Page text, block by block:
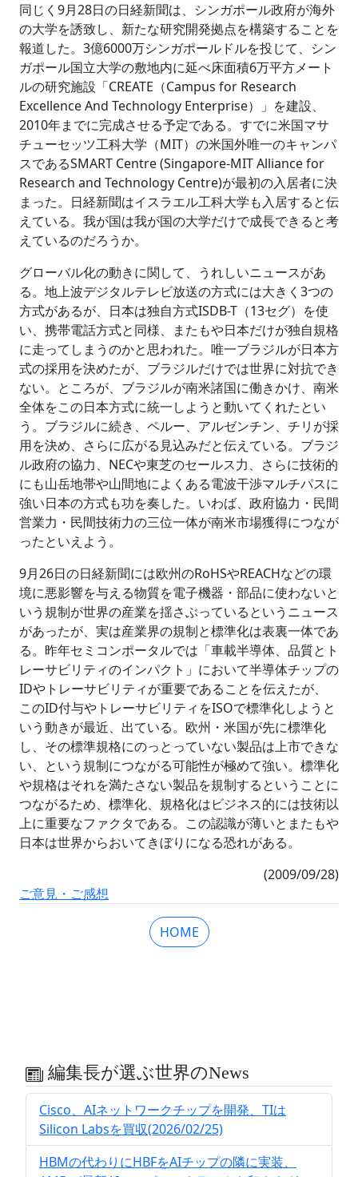
同じく9月28日の日経新聞は、シンガポール政府が海外
の大学を誘致し、新たな研究開発拠点を構築することを
報道した。3億6000万シンガポールドルを投じて、シン
ガポール国立大学の敷地内に延べ床面積6万平方メート
ルの研究施設「CREATE（Campus for Research
Excellence And Technology Enterprise）」を建設、
2010年までに完成させる予定である。すでに米国マサ
チューセッツ工科大学（MIT）の米国外唯一のキャンパ
スであるSMART Centre (Singapore-MIT Alliance for
Research and Technology Centre)が最初の入居者に決
まった。日経新聞はイスラエル工科大学も入居すると伝
えている。我が国は我が国の大学だけで成長できると考
えているのだろうか。
グローバル化の動きに関して、うれしいニュースがあ
る。地上波デジタルテレビ放送の方式には大きく3つの
方式があるが、日本は独自方式ISDB-T（13セグ）を使
い、携帯電話方式と同様、またもや日本だけが独自規格
に走ってしまうのかと思われた。唯一ブラジルが日本方
式の採用を決めたが、ブラジルだけでは世界に対抗でき
ない。ところが、ブラジルが南米諸国に働きかけ、南米
全体をこの日本方式に統一しようと動いてくれたとい
う。ブラジルに続き、ペルー、アルゼンチン、チリが採
用を決め、さらに広がる見込みだと伝えている。ブラジ
ル政府の協力、NECや東芝のセールス力、さらに技術的
にも山岳地帯や山間地によくある電波干渉マルチパスに
強い日本の方式も功を奏した。いわば、政府協力・民間
営業力・民間技術力の三位一体が南米市場獲得につなが
ったといえよう。
9月26日の日経新聞には欧州のRoHSやREACHなどの環
境に悪影響を与える物質を電子機器・部品に使わないと
いう規制が世界の産業を揺さぶっているというニュース
があったが、実は産業界の規制と標準化は表裏一体であ
る。昨年セミコンポータルでは「車載半導体、品質とト
レーサビリティのインパクト」において半導体チップの
IDやトレーサビリティが重要であることを伝えたが、
このID付与やトレーサビリティをISOで標準化しようと
いう動きが最近、出ている。欧州・米国が先に標準化
し、その標準規格にのっとっていない製品は上市できな
い、という規制につながる可能性が極めて強い。標準化
や規格はそれを満たさない製品を規制するということに
つながるため、標準化、規格化はビジネス的には技術以
上に重要なファクタである。この認識が薄いとまたもや
日本は世界からおいてきぼりになる恐れがある。
(2009/09/28)
ご意見・ご感想
HOME
編集長が選ぶ世界のNews
Cisco、AIネットワークチップを開発、TIは
Silicon Labsを買収(2026/02/25)
HBMの代わりにHBFをAIチップの隣に実装、